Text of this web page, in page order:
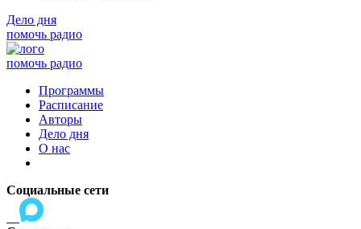
Дело дня
помочь радио
помочь радио
Программы
Расписание
Авторы
Дело дня
О нас
Социальные сети